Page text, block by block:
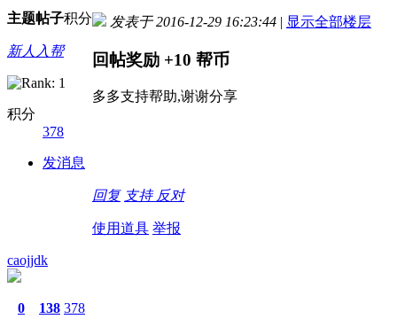
主题帖子积分
新人入帮
积分
378
发消息
发表于 2016-12-29 16:23:44 | 显示全部楼层
回帖奖励 +10 帮币
多多支持帮助,谢谢分享
回复 支持 反对
使用道具 举报
caojjdk
0 138 378